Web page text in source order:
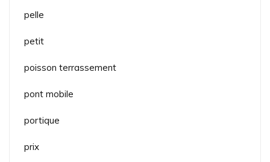
pelle
petit
poisson terrassement
pont mobile
portique
prix